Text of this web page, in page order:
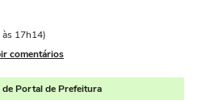
17h14)
comentários
Portal de Prefeitura